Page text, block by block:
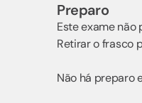
Preparo
Este exame
Retirar o frasco
Não há preparo